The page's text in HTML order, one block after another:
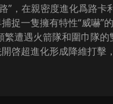
，在親密度進化爲路
一隻擁有特性“威嚇”
遭遇火箭隊和圍巾隊
啓超進化形成降維打